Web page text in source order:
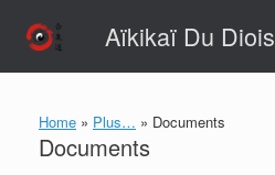
content
Aïkikaï Du Diois
Home » Plus… » Documents
Documents